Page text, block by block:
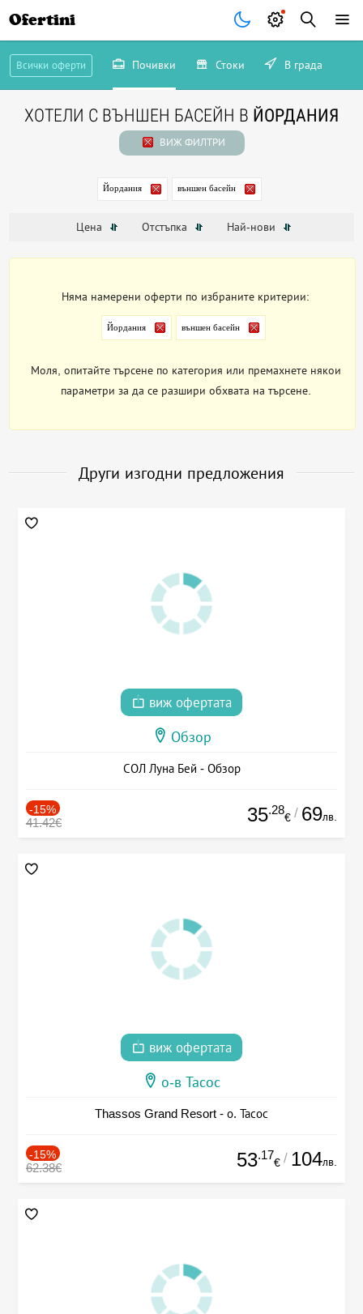
Ofertini
Всички оферти Почивки Стоки В града
ХОТЕЛИ С ВЪНШЕН БАСЕЙН В ЙОРДАНИЯ
ВИЖ ФИЛТРИ
Йордания външен басейн
Цена Отстъпка Най-нови
Няма намерени оферти по избраните критерии:
Йордания външен басейн
Моля, опитайте търсене по категория или премахнете някои
параметри за да се разшири обхвата на търсене.
Други изгодни предложения
виж офертата
Обзор
СОЛ Луна Бей - Обзор
-15%
41.42€ 35.28
€ / 69лв.
виж офертата
о-в Тасос
Thassos Grand Resort - о. Тасос
-15%
62.38€ 53.17
€ / 104лв.